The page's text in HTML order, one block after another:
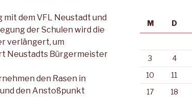
mit dem VFL Neustadt und
der Schulen wird die
verlängert, um
Neustadts Bürgermeister
den Rasen in
den Anstoßpunkt
M
D
3
4
10
11
17
18